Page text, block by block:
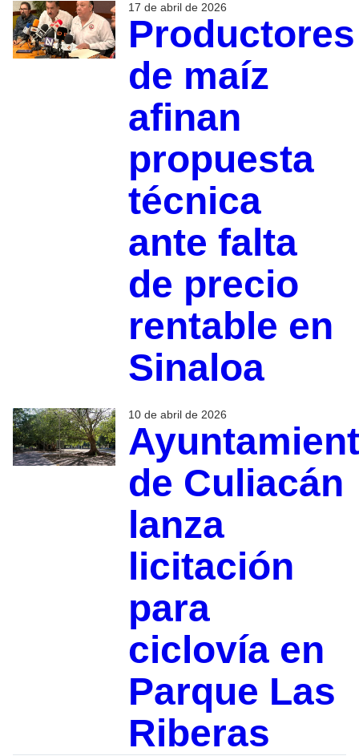
17 de abril de 2026
Productores
de maíz
afinan
propuesta
técnica
ante falta
de precio
rentable en
Sinaloa
10 de abril de 2026
de Culiacán
lanza
licitación
para
ciclovía en
Parque Las
Riberas